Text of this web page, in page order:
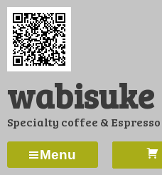
コ
ン
ツ
ス
ッ
wabisuke
Specialty coffee &
Menu